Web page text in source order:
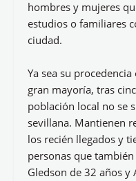
hombres y mujeres
estudios o familiares
ciudad.
Ya sea su
gran mayoría, tras
población local no se
sevillana. Mantienen
los recién llegados y
personas que
Gledson de 32 años y